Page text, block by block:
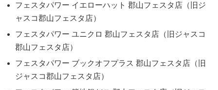
フェスタパワー イエローハット 郡山フェスタ店（旧ジ
ャスコ郡山フェスタ店）
フェスタパワー ユニクロ 郡山フェスタ店（旧ジャスコ
郡山フェスタ店）
フェスタパワー ブックオフプラス 郡山フェスタ店（旧
ジャスコ郡山フェスタ店）